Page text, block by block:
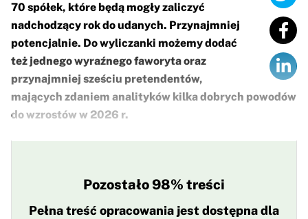
70 spółek, które będą mogły zaliczyć
nadchodzący rok do udanych. Przynajmniej
potencjalnie. Do wyliczanki możemy dodać
też jednego wyraźnego faworyta oraz
przynajmniej sześciu pretendentów,
mających zdaniem analityków kilka dobrych powodów
do wzrostów w 2026 r.
Pozostało 98% treści
Pełna treść opracowania jest dostępna dla